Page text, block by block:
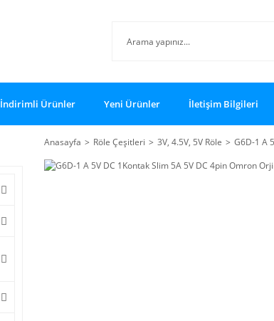
İndirimli Ürünler Yeni Ürünler İletişim Bilgileri
Anasayfa Röle Çeşitleri 3V, 4.5V, 5V Röle
G6D-1 A